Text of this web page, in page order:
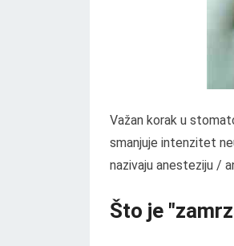
Važan korak u
smanjuje intenzitet
nazivaju anesteziju /
Što je